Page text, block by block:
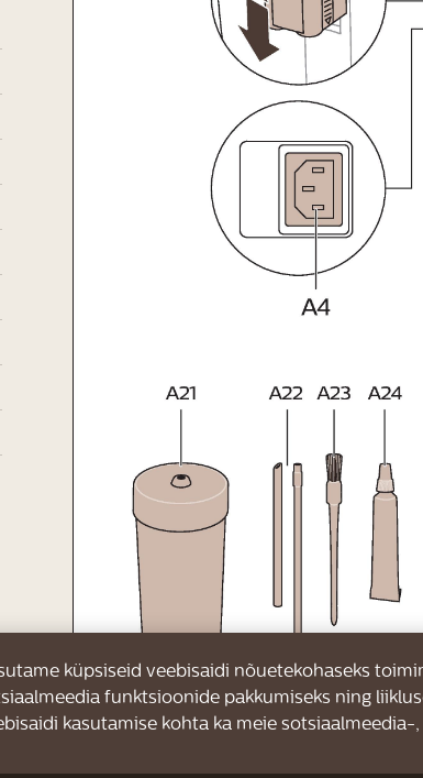
küpsiseid veebisaidi nõuetekohaseks
funktsioonide pakkumiseks ning
kasutamise kohta ka meie